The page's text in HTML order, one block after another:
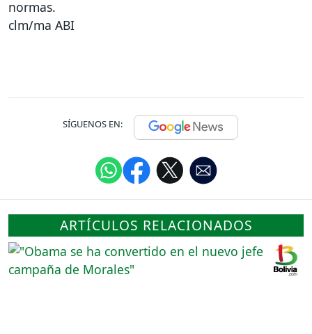
normas.
clm/ma ABI
SÍGUENOS EN:
ARTÍCULOS RELACIONADOS